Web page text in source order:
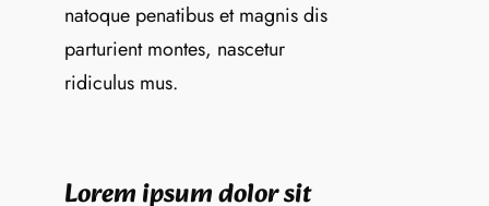
natoque penatibus et magnis dis
parturient montes, nascetur
ridiculus mus.
Lorem ipsum dolor sit